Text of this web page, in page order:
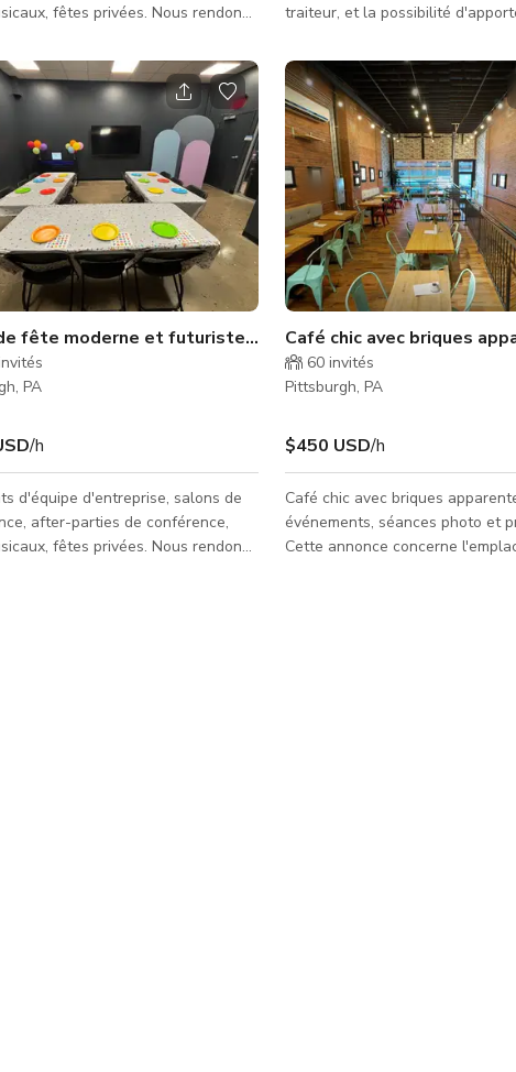
fêtes privées. Nous rendons
votre prochain anniversaire,
de vie de garçon/fille ou
privé dans ce lieu et plongez
VR la plus avancée et
jamais réalisée. Nous accueillons
de différentes tailles.
traiteur, et la possibilité
sommes situés au cœur de
un espace ouvert de 4000 pieds
nous pouvons accueillir
140 invités pour votre prochain
***Veuillez noter que le tarif/
un tarif de base et est sujet à
selon les détails de la
facteurs t
fête moderne et futuriste à Pittsburgh
PA
/h
d'équipe d'entreprise, salons de
after-parties de conférence,
fêtes privées. Nous rendons
Café chic avec briques
60 invités
Pittsburgh, PA
$450 USD/h
Café chic avec briques
événements, séances photo et
Cette annonce concerne